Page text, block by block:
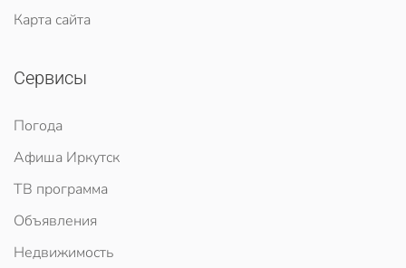
Карта сайта
Сервисы
Погода
Афиша Иркутск
ТВ программа
Объявления
Недвижимость